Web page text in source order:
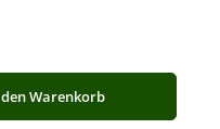
ein oder benutze die
Warenkorb